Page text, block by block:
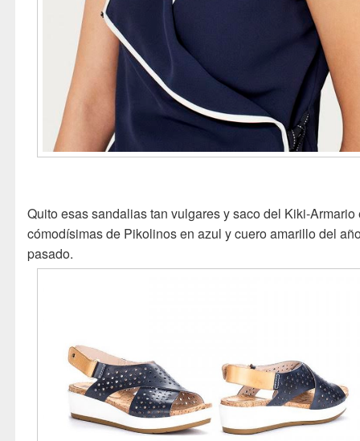
Quito esas sandalias tan vulgares y saco del Kiki-Armario
cómodísimas de Pikolinos en azul y cuero amarillo del
pasado.